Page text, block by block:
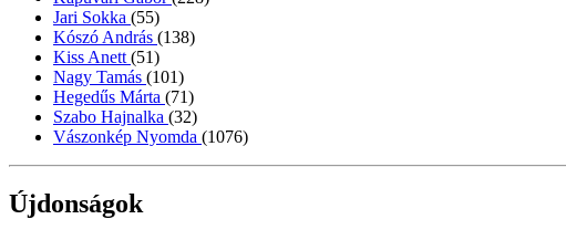
Jari Sokka (55)
Kószó András (138)
Kiss Anett (51)
Nagy Tamás (101)
Hegedűs Márta (71)
Szabo Hajnalka (32)
Vászonkép Nyomda (1076)
Újdonságok